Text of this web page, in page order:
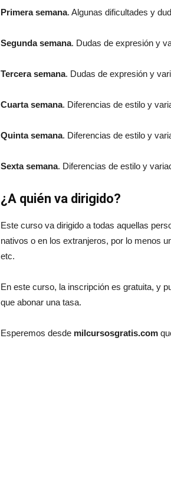
Primera semana. Algunas dificultades y
Segunda semana. Dudas de expresión y
Tercera semana. Dudas de expresión y
Cuarta semana. Diferencias de estilo y
Quinta semana. Diferencias de estilo y
Sexta semana. Diferencias de estilo y
¿A quién va dirigido?
Este curso va dirigido a todas aquellas
nativos o en los extranjeros, por lo menos
etc.
En este curso, la inscripción es gratuita, y
que abonar una tasa.
Esperemos desde milcursosgratis.com